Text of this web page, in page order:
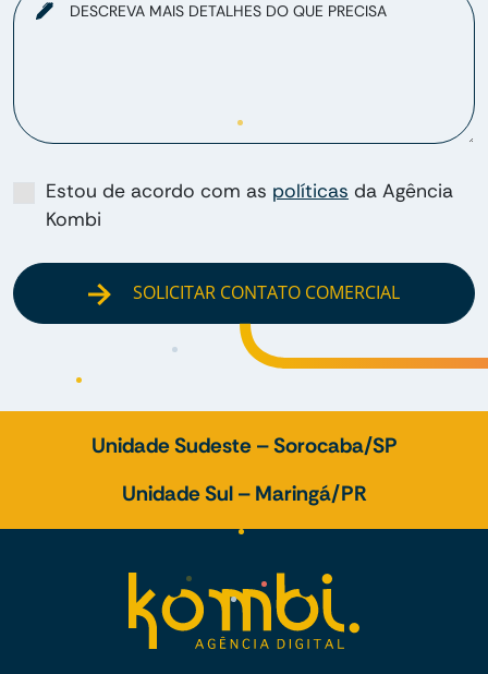
DESCREVA MAIS DETALHES DO QUE PRECISA
Estou de acordo com as políticas da Agência
Kombi
SOLICITAR CONTATO COMERCIAL
Unidade Sudeste – Sorocaba/SP
Unidade Sul – Maringá/PR